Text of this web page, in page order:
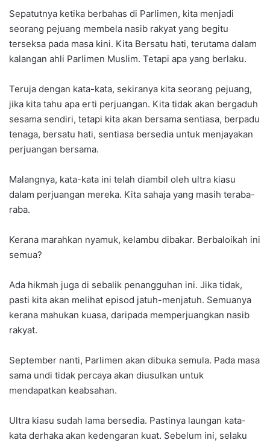
Sepatutnya ketika berbahas di Parlimen, kita menjadi
seorang pejuang membela nasib rakyat yang begitu
terseksa pada masa kini. Kita Bersatu hati, terutama dalam
kalangan ahli Parlimen Muslim. Tetapi apa yang berlaku.
Teruja dengan kata-kata, sekiranya kita seorang pejuang,
jika kita tahu apa erti perjuangan. Kita tidak akan bergaduh
sesama sendiri, tetapi kita akan bersama sentiasa, berpadu
tenaga, bersatu hati, sentiasa bersedia untuk menjayakan
perjuangan bersama.
Malangnya, kata-kata ini telah diambil oleh ultra kiasu
dalam perjuangan mereka. Kita sahaja yang masih teraba-
raba.
Kerana marahkan nyamuk, kelambu dibakar. Berbaloikah ini
semua?
Ada hikmah juga di sebalik penangguhan ini. Jika tidak,
pasti kita akan melihat episod jatuh-menjatuh. Semuanya
kerana mahukan kuasa, daripada memperjuangkan nasib
rakyat.
September nanti, Parlimen akan dibuka semula. Pada masa
sama undi tidak percaya akan diusulkan untuk
mendapatkan keabsahan.
Ultra kiasu sudah lama bersedia. Pastinya laungan kata-
kata derhaka akan kedengaran kuat. Sebelum ini, selaku